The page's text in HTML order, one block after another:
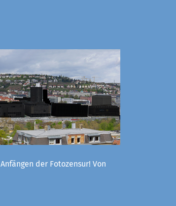
der Fotozensur! Von